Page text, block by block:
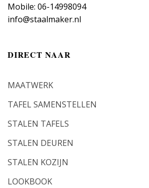
Mobile: 06-14998094
info@staalmaker.nl
DIRECT NAAR
MAATWERK
TAFEL SAMENSTELLEN
STALEN TAFELS
STALEN DEUREN
STALEN KOZIJN
LOOKBOOK